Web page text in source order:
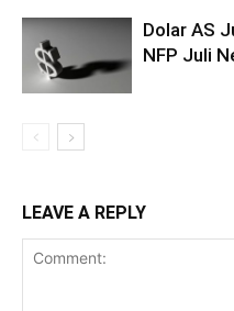
Dolar AS
NFP Juli
LEAVE A REPLY